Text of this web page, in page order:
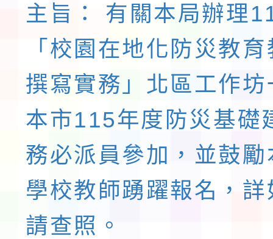
主旨： 有關本局辦理
「校園在地化防災教
撰寫實務」北區工作
本市115年度防災基礎
務必派員參加，並鼓
學校教師踴躍報名，
請查照。